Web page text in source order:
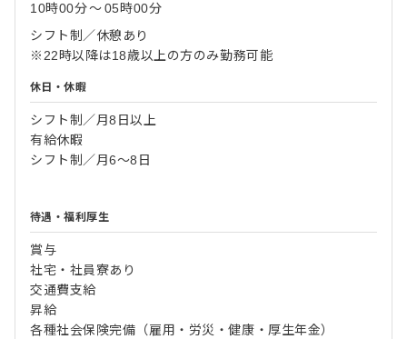
10時00分〜05時00分
シフト制／休憩あり
※22時以降は18歳以上の方のみ勤務可能
休日・休暇
シフト制／月8日以上
有給休暇
シフト制／月6～8日
待遇・福利厚生
賞与
社宅・社員寮あり
交通費支給
昇給
各種社会保険完備（雇用・労災・健康・厚生年金）